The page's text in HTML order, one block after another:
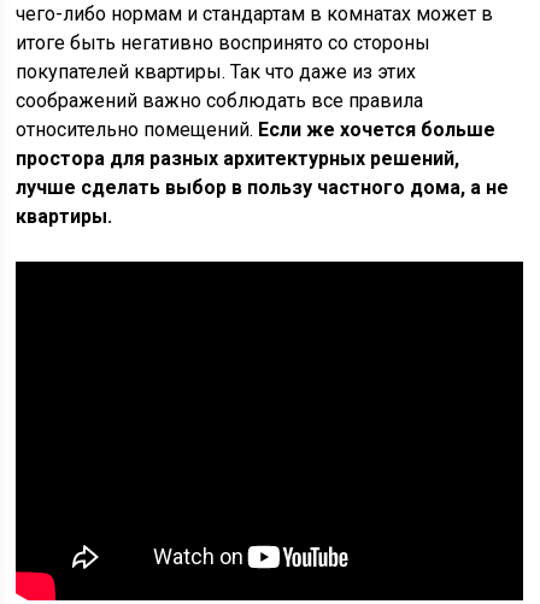
чего-либо нормам и стандартам в комнатах может в
итоге быть негативно воспринято со стороны
покупателей квартиры. Так что даже из этих
соображений важно соблюдать все правила
относительно помещений. Если же хочется больше
простора для разных архитектурных решений,
лучше сделать выбор в пользу частного дома, а не
квартиры.